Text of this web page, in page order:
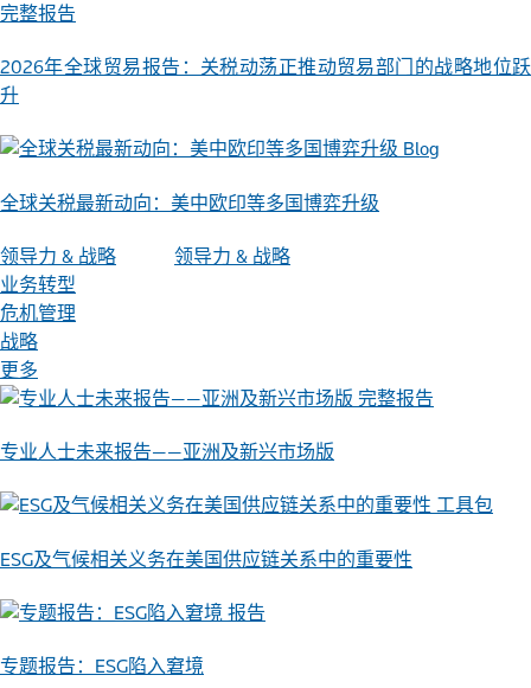
完整报告
2026年全球贸易报告：关税动荡正推动贸易部门的战略地位跃
升
Blog
全球关税最新动向：美中欧印等多国博弈升级
领导力 & 战略
领导力 & 战略
业务转型
危机管理
战略
更多
完整报告
专业人士未来报告——亚洲及新兴市场版
工具包
ESG及气候相关义务在美国供应链关系中的重要性
报告
专题报告：ESG陷入窘境